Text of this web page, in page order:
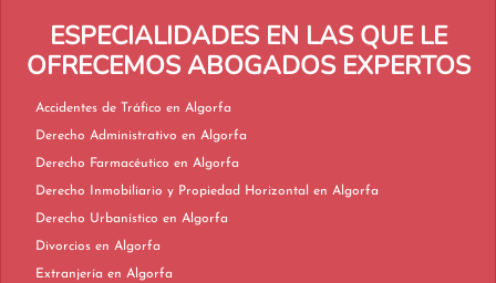
ESPECIALIDADES EN LAS QUE LE
OFRECEMOS ABOGADOS EXPERTOS
Accidentes de Tráfico en Algorfa
Derecho Administrativo en Algorfa
Derecho Farmacéutico en Algorfa
Derecho Inmobiliario y Propiedad Horizontal en Algorfa
Derecho Urbanístico en Algorfa
Divorcios en Algorfa
Extranjería en Algorfa